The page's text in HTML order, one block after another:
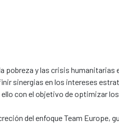
pobreza y las crisis
sinergias en los intereses
con el objetivo de optimizar
del enfoque Team Europe,